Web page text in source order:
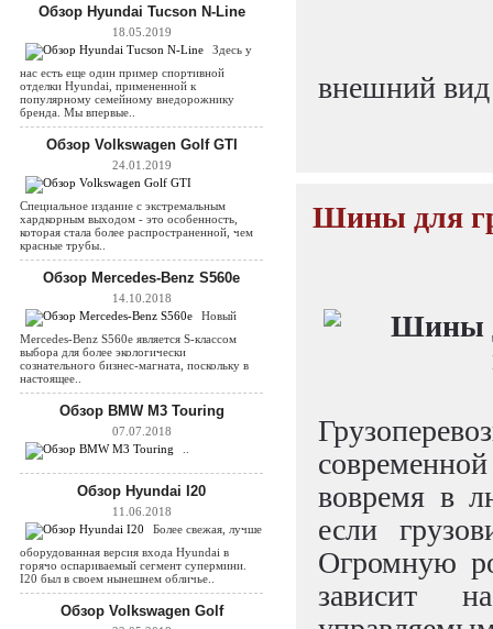
Обзор Hyundai Tucson N-Line
18.05.2019
Здесь у
нас есть еще один пример спортивной
отделки Hyundai, примененной к
популярному семейному внедорожнику
бренда. Мы впервые..
Обзор Volkswagen Golf GTI
24.01.2019
Специальное издание с экстремальным
хардкорным выходом - это особенность,
которая стала более распространенной, чем
красные трубы..
Обзор Mercedes-Benz S560e
14.10.2018
Новый
Mercedes-Benz S560e является S-классом
выбора для более экологически
сознательного бизнес-магната, поскольку в
настоящее..
Обзор BMW M3 Touring
07.07.2018
Обзор Hyundai I20
11.06.2018
Более свежая, лучше
оборудованная версия входа Hyundai в
горячо оспариваемый сегмент супермини.
I20 был в своем нынешнем обличье..
Обзор Volkswagen Golf
внешний
Шины для
вовремя в
если
Огромную
зависит